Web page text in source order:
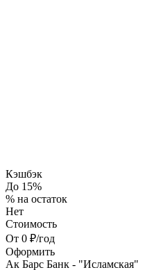
Кэшбэк
До 15%
% на остаток
Нет
Стоимость
От 0 ₽/год
Оформить
Ак Барс Банк - "Исламская"